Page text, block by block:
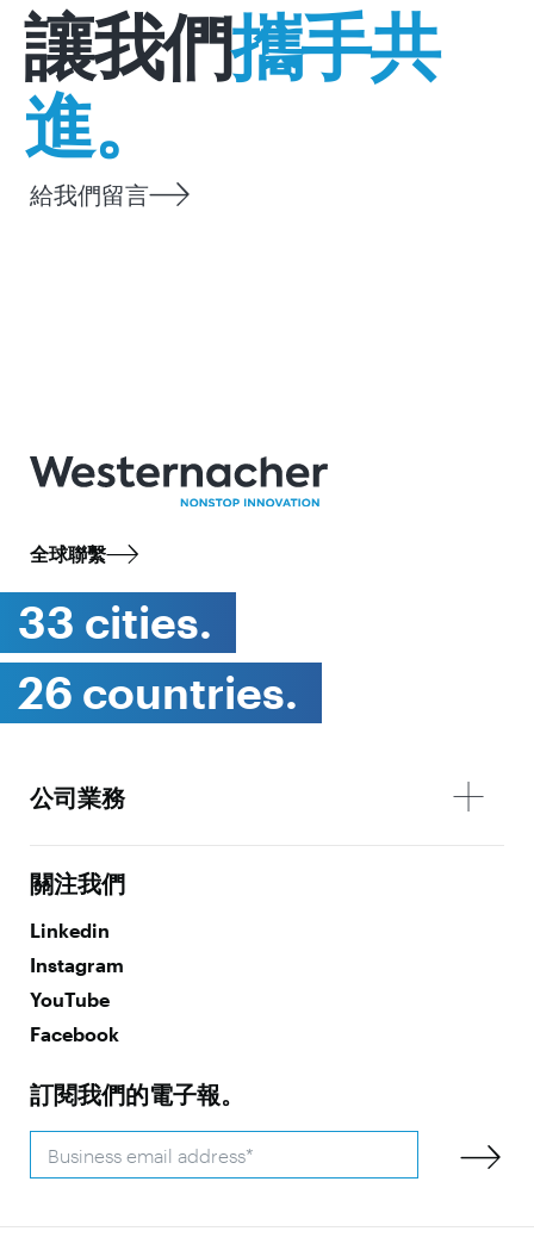
讓我們攜手共
進。
給我們留言
全球聯繫
33 cities.
26 countries.
公司業務
關注我們
Linkedin
Instagram
YouTube
Facebook
訂閱我們的電子報。